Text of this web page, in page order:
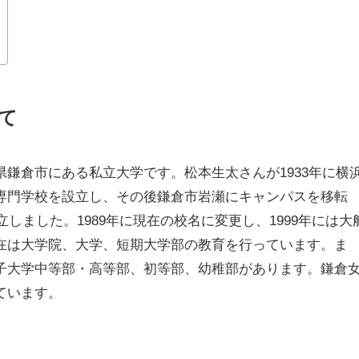
倉市にある私立大学です。松本生太さんが1933年に横
門学校を設立し、その後鎌倉市岩瀬にキャンパスを移転
しました。1989年に現在の校名に変更し、1999年には大
大学院、大学、短期大学部の教育を行っています。ま
大学中等部・高等部、初等部、幼稚部があります。鎌倉
ます。